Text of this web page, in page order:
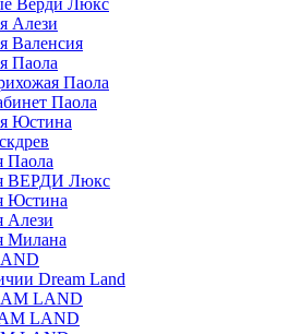
Алези
Валенсия
Паола
Паола
Паола
Юстина
Паола
ВЕРДИ Люкс
Юстина
Алези
Милана
Dream Land
LAND
LAND